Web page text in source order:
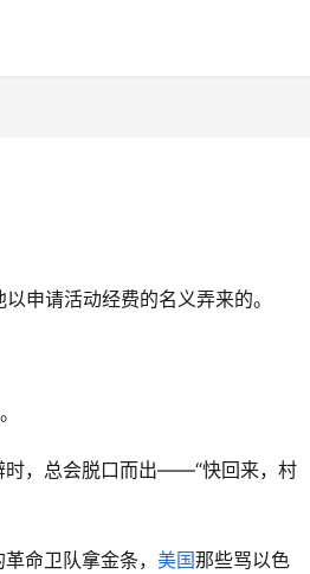
申请活动经费的名义弄来的。
时，总会脱口而出——“快回来，村
命卫队拿金条， 美国那些骂以色